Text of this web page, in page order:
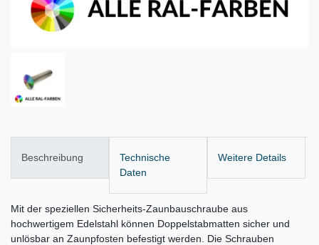
Beschreibung
Technische
Daten
Weitere Details
Mit der speziellen Sicherheits-Zaunbauschraube aus
hochwertigem Edelstahl können Doppelstabmatten sicher und
unlösbar an Zaunpfosten befestigt werden. Die Schrauben